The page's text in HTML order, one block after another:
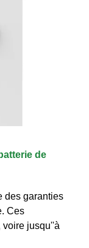
de
des garanties
Ces
voire jusqu''à